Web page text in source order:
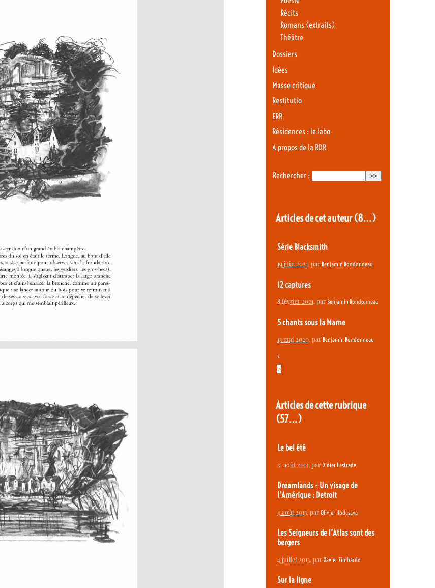
Récits
Romans (extraits)
Théâtre
Dossiers
Idées
Masse critique
Restitutio
ERR
Résidences : le labo
A propos de la RDR
Rechercher :
Articles de cet auteur(8…)
Série Blacksmith
19 juin 2021, par Benjamin Bondonneau
12 captures
8 février 2021, par Benjamin Bondonneau
5 chants sous la Marne
13 mai 2020, par Benjamin Bondonneau
<
>
Articles de cette rubrique
(57…)
Le bel été
31 août 2013, par Didier Lestrade
Dreamlands - Un visage de
l’Amérique : Detroit
4 août 2013, par Olivier Hodasava
Les Seigneurs de l’Atlas sont des
bergers
4 juillet 2013, par Xavier Zimbardo
Sur la ligne